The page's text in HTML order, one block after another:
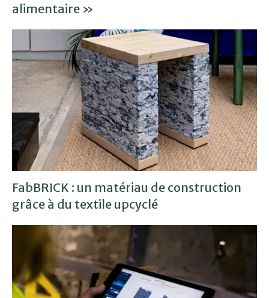
alimentaire »
FabBRICK : un matériau de construction
grâce à du textile upcyclé